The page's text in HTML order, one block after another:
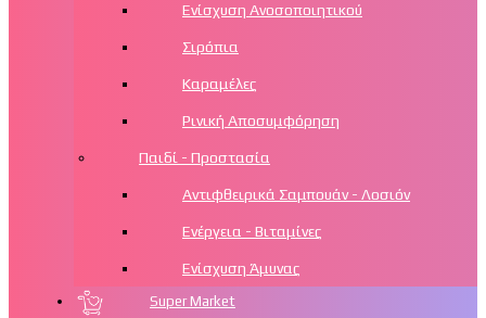
Ενίσχυση Ανοσοποιητικού
Σιρόπια
Καραμέλες
Ρινική Αποσυμφόρηση
Παιδί - Προστασία
Αντιφθειρικά Σαμπουάν - Λοσιόν
Ενέργεια - Βιταμίνες
Ενίσχυση Άμυνας
Super Market